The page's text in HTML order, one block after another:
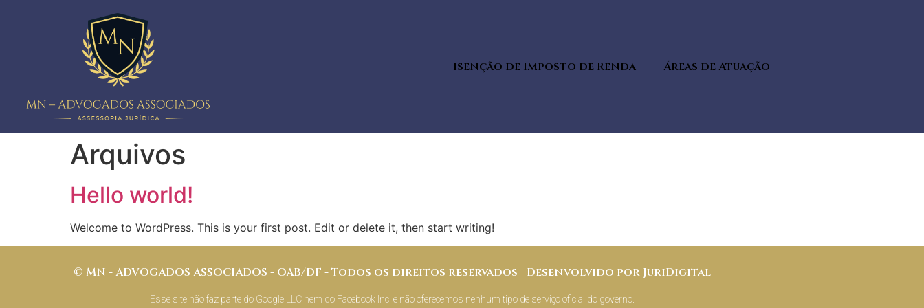
Isenção de Imposto de Renda Áreas de Atuação
Arquivos
Hello world!
Welcome to WordPress. This is your first post. Edit or delete it, then start writing!
© MN - ADVOGADOS ASSOCIADOS - OAB/DF - Todos os direitos reservados | Desenvolvido por JuriDigital
Esse site não faz parte do Google LLC nem do Facebook Inc. e não oferecemos nenhum tipo de serviço oficial do governo.